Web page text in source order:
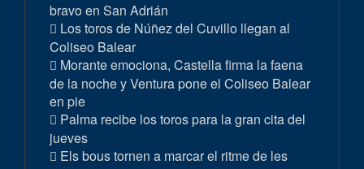
bravo en San Adrián
Los toros de Núñez del Cuvillo llegan al
Coliseo Balear
Morante emociona, Castella firma la faena
de la noche y Ventura pone el Coliseo Balear
en pie
Palma recibe los toros para la gran cita del
jueves
Els bous tornen a marcar el ritme de les